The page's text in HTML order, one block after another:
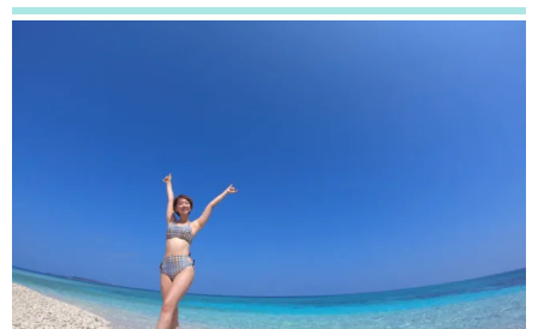
从石垣岛出发游览岛屿的常见问题（FAQs）